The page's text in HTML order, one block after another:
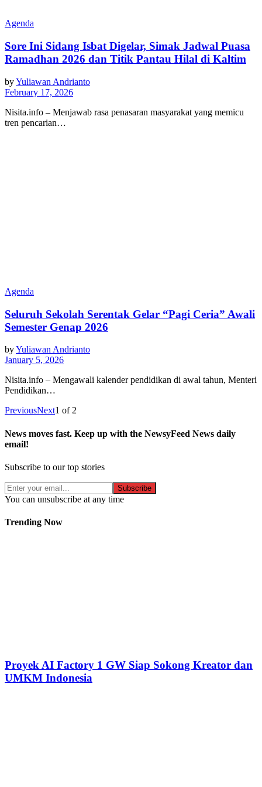
Agenda
Sore Ini Sidang Isbat Digelar, Simak Jadwal Puasa
Ramadhan 2026 dan Titik Pantau Hilal di Kaltim
byYuliawan Andrianto
February 17, 2026
Nisita.info – Menjawab rasa penasaran masyarakat yang memicu
tren pencarian…
Agenda
Seluruh Sekolah Serentak Gelar “Pagi Ceria” Awali
Semester Genap 2026
byYuliawan Andrianto
January 5, 2026
Nisita.info – Mengawali kalender pendidikan di awal tahun, Menteri
Pendidikan…
PreviousNext1 of 2
News moves fast. Keep up with the NewsyFeed News daily
email!
Subscribe to our top stories
Subscribe
You can unsubscribe at any time
Trending Now
Proyek AI Factory 1 GW Siap Sokong Kreator dan
UMKM Indonesia